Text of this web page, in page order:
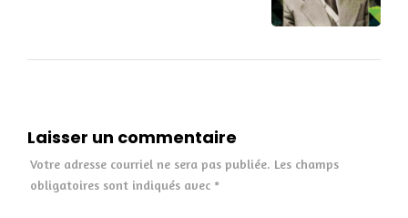
Laisser un commentaire
Votre adresse courriel ne sera pas publiée. Les champs
obligatoires sont indiqués avec *